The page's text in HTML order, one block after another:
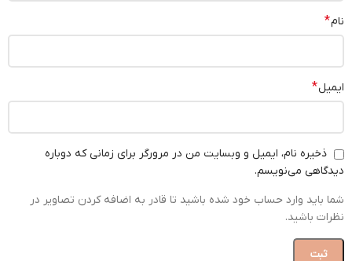
نام*
ایمیل*
ذخیره نام، ایمیل و وبسایت من در مرورگر برای زمانی که دوباره
دیدگاهی می‌نویسم.
شما باید وارد حساب خود شده باشید تا قادر به اضافه کردن تصاویر در
نظرات باشید.